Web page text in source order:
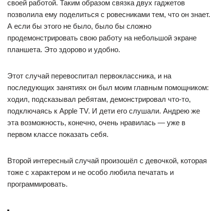
своей работой. Таким образом связка двух гаджетов
позволила ему поделиться с ровесниками тем, что он знает.
А если бы этого не было, было бы сложно
продемонстрировать свою работу на небольшой экране
планшета. Это здорово и удобно.
Этот случай перевоспитал первоклассника, и на
последующих занятиях он был моим главным помощником:
ходил, подсказывал ребятам, демонстрировал что-то,
подключаясь к Apple TV. И дети его слушали. Андрею же
эта возможность, конечно, очень нравилась — уже в
первом классе показать себя.
Второй интересный случай произошёл с девочкой, которая
тоже с характером и не особо любила печатать и
программировать.